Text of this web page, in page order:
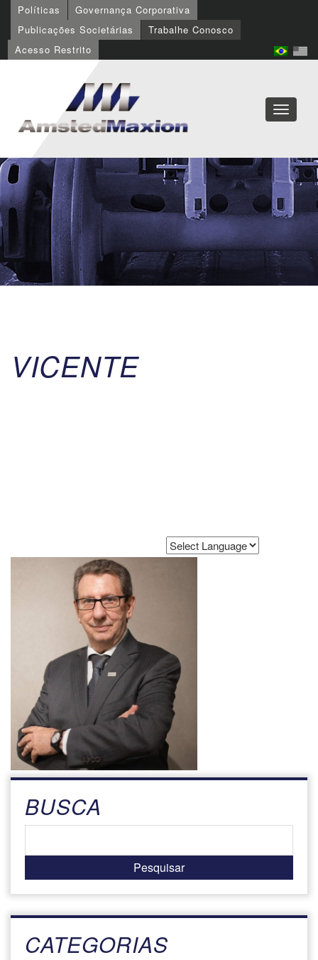
Políticas
Governança Corporativa
Publicações Societárias
Trabalhe Conosco
Acesso Restrito
VICENTE
Powered by
BUSCA
CATEGORIAS